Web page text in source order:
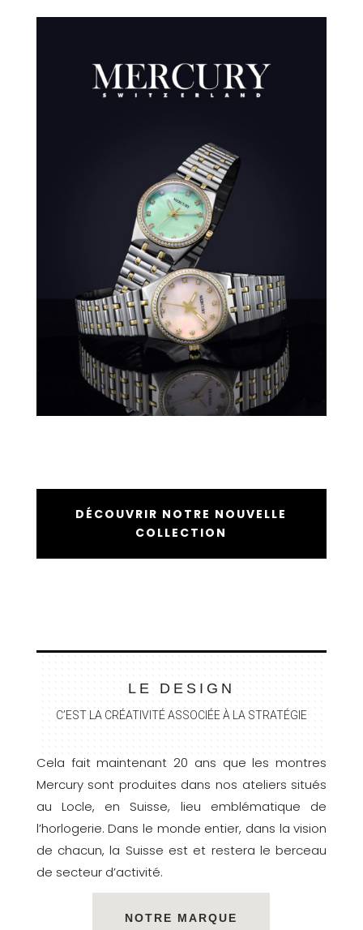
DÉCOUVRIR NOTRE NOUVELLE
COLLECTION
LE DESIGN
C’EST LA CRÉATIVITÉ ASSOCIÉE À LA STRATÉGIE
Cela fait maintenant 20 ans que les montres
Mercury sont produites dans nos ateliers situés
au Locle, en Suisse, lieu emblématique de
l’horlogerie. Dans le monde entier, dans la vision
de chacun, la Suisse est et restera le berceau
de secteur d’activité.
NOTRE MARQUE